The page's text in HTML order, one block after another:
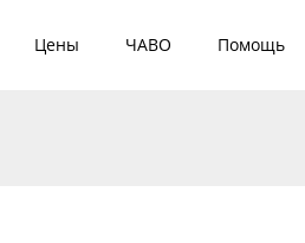
Цены ЧАВО Помощь